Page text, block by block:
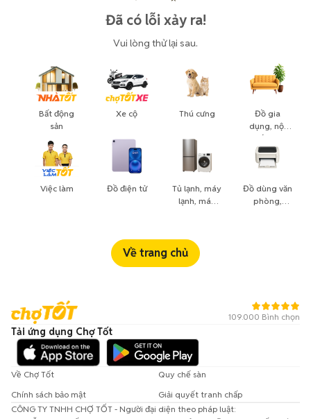
Đã có lỗi xảy ra!
Vui lòng thử lại sau.
Bất động
sản
Việc làm
Xe cộ
Đồ điện tử
Thú cưng
Tủ lạnh, máy
lạnh, máy
Đồ gia
dụng, nội
thất, cây
cảnh
Đồ dùng văn
phòng,
Về trang chủ
109.000 Bình chọn
Tải ứng dụng Chợ Tốt
Về Chợ Tốt
Quy chế sàn
Chính sách bảo mật
Giải quyết tranh chấp
CÔNG TY TNHH CHỢ TỐT - Người đại diện theo pháp luật: